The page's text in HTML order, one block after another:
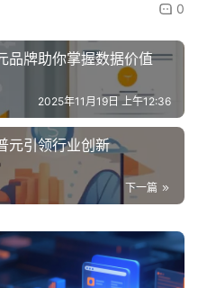
0
品牌助你掌握数据价值
2025年11月19日 上午12:36
元引领行业创新
下一篇